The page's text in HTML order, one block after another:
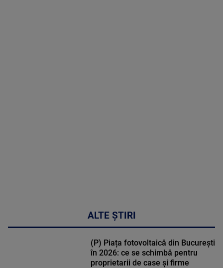
ALTE ȘTIRI
(P) Piața fotovoltaică din București
în 2026: ce se schimbă pentru
proprietarii de case și firme